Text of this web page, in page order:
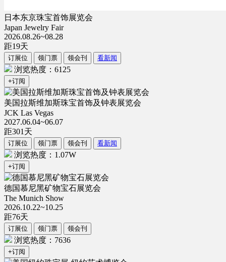
日本东京珠宝首饰展览会
Japan Jewelry Fair
2026.08.26~08.28
距19天
订展位 领门票 领会刊 看新闻
浏览热度：6125
+订阅
美国拉斯维加斯珠宝首饰及钟表展览会
JCK Las Vegas
2027.06.04~06.07
距301 天
订展位 领门票 领会刊 看新闻
浏览热度：1.07W
+订阅
德国慕尼黑矿物宝石展览会
The Munich Show
2026.10.22~10.25
距76天
订展位 领门票 领会刊
浏览热度：7636
+订阅